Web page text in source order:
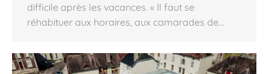
difficile après les vacances. « Il faut se
réhabituer aux horaires, aux camarades de…